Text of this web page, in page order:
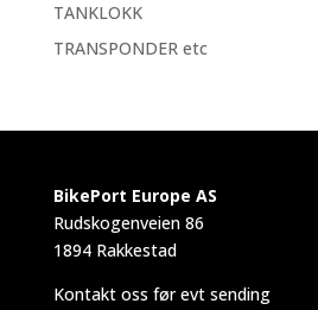
TANKLOKK
TRANSPONDER etc
BikePort Europe AS
Rudskogenveien 86
1894 Rakkestad
Kontakt oss før evt sending